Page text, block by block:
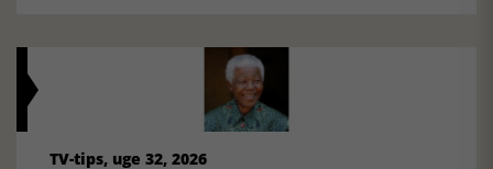
TV-tips, uge 32, 2026